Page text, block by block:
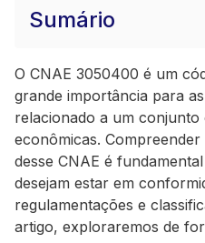
Sumário
O CNAE 3050400 é um
grande importância para
relacionado a um conjunto
econômicas.
desse CNAE é
desejam estar em
regulamentações e
artigo, exploraremos de